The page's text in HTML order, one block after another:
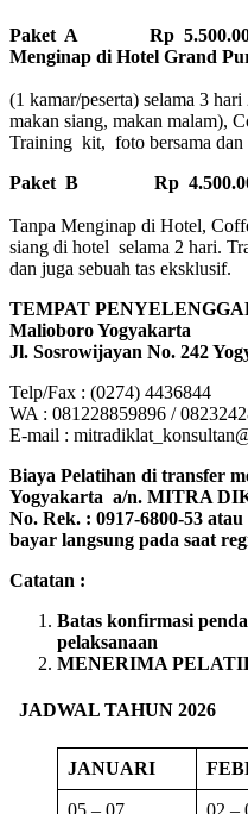
Paket A Rp
Menginap di Hotel Grand
(1 kamar/peserta) selama 3
makan siang, makan malam),
Training kit, foto bersama dan
Paket B
Rp
Tanpa Menginap di Hotel,
siang di hotel selama 2 hari.
dan juga sebuah tas eksklusif.
TEMPAT
Malioboro Yogyakarta
Jl. Sosrowijayan No. 242
Telp/Fax : (0274) 4436844
WA : 081228859896 /
E-mail :
Biaya Pelatihan di transfer
Yogyakarta a/n. MITRA
No. Rek. : 0917-6800-53
bayar langsung pada saat
Catatan :
Batas konfirmasi
pelaksanaan
MENERIMA
JADWAL TAHUN 2026
JANUARI
05 – 07 02 –